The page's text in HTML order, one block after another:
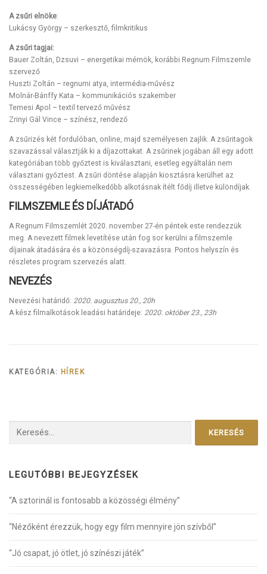
A zsűri elnöke:
Lukácsy György – szerkesztő, filmkritikus
A zsűri tagjai:
Bauer Zoltán, Dzsuvi – energetikai mérnök, korábbi Regnum Filmszemle
szervező
Huszti Zoltán – regnumi atya, intermédia-művész
Molnár-Bánffy Kata – kommunikációs szakember
Temesi Apol – textil tervező művész
Zrinyi Gál Vince – színész, rendező
A zsűrizés két fordulóban, online, majd személyesen zajlik. A zsűritagok
szavazással választják ki a díjazottakat. A zsűrinek jogában áll egy adott
kategóriában több győztest is kiválasztani, esetleg egyáltalán nem
választani győztest. A zsűri döntése alapján kiosztásra kerülhet az
összességében legkiemelkedőbb alkotásnak ítélt fődíj illetve különdíjak.
FILMSZEMLE ÉS DÍJÁTADÓ
A Regnum Filmszemlét 2020. november 27-én péntek este rendezzük
meg. A nevezett filmek levetítése után fog sor kerülni a filmszemle
díjainak átadására és a közönségdíj-szavazásra. Pontos helyszín és
részletes program szervezés alatt.
NEVEZÉS
Nevezési határidő: 2020. augusztus 20., 20h
A kész filmalkotások leadási határideje: 2020. október 23., 23h
KATEGÓRIA: HÍREK
LEGUTÓBBI BEJEGYZÉSEK
“A sztorinál is fontosabb a közösségi élmény”
“Nézőként érezzük, hogy egy film mennyire jön szívből”
“Jó csapat, jó ötlet, jó színészi játék”